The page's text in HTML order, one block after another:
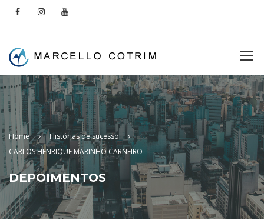
Home
Histórias de sucesso
CARLOS HENRIQUE MARINHO CARNEIRO
DEPOIMENTOS